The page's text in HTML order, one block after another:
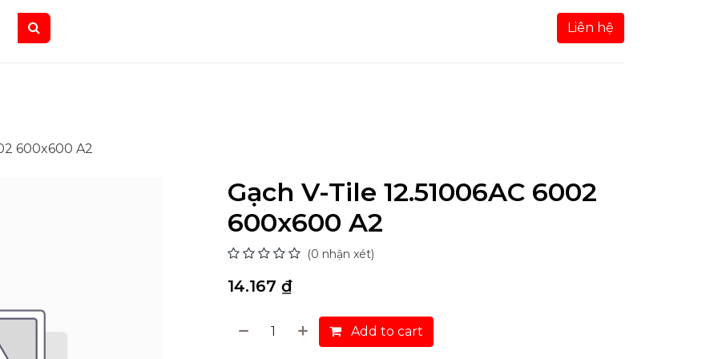
Liên hệ
600x600 A2
Gạch V-Tile 12.51006AC 6002
600x600 A2
(0 nhận xét)
14.167 ₫
Add to cart